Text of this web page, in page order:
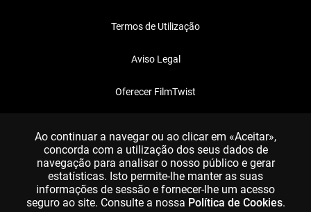
Termos de Utilização
Aviso Legal
Oferecer FilmTwist
Ao continuar a navegar ou ao clicar em «Aceitar»,
concorda com a utilização dos seus dados de
navegação para analisar o nosso público e gerar
estatísticas. Isto permite-lhe manter as suas
informações de sessão e fornecer-lhe um acesso
seguro ao site. Consulte a nossa Política de Cookies.